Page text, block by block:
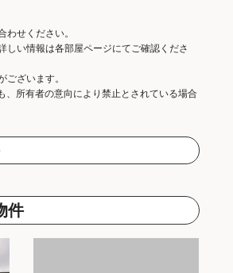
せください。
い情報は各部屋ページにてご確認くださ
ざいます。
所有者の意向により禁止とされている場合
件